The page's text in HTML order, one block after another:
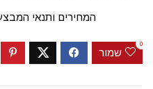
המחירים ותנאי
שמור
0